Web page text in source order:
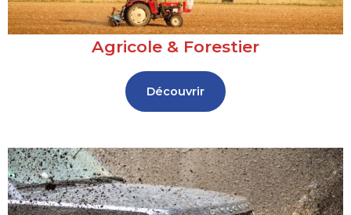
Agricole & Forestier
Découvrir